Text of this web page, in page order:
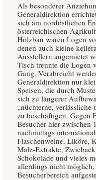
Als besonderer
Generaldirektion
sich am nordöstlichen
österreichischen
Holzbau waren Logen
denen auch kleine
Ausstellern angemietet
Tisch trennte die Logen
Gang. Verabreicht
Generaldirektion nur
Speisen, die durch
sich zu längerer
„nüchterne, verlässliche
zu beschäftigen. Gegen
Besucher hier zwischen
nachmittags
Flaschenweine, Liköre,
Malz-Extrakte,
Schokolade und vieles
allerdings nicht
Besucherbereich